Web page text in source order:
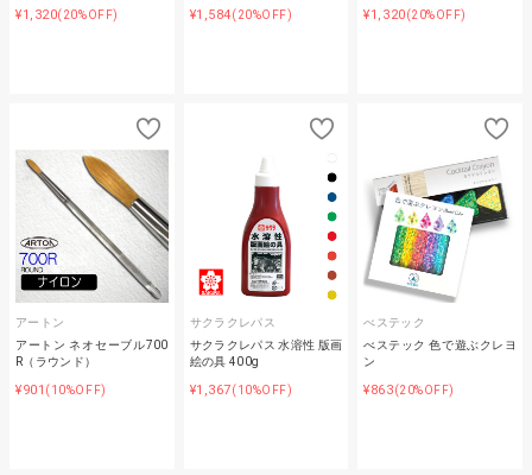
¥1,320(20%OFF) ¥1,584(20%OFF) ¥1,320(20%OFF)
アートン
アートン ネオセーブル700
R（ラウンド）
¥901 (10%OFF)
サクラクレパス
サクラクレパス 水溶性 版画
絵の具 400g
¥1,367(10%OFF)
べステック
べステック 色で遊ぶクレヨ
ン
¥863(20%OFF)